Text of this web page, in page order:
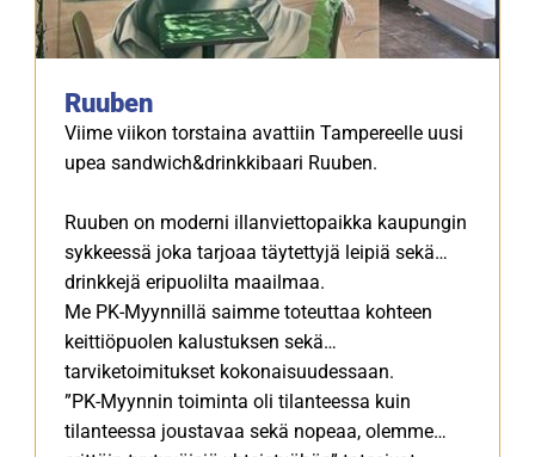
Ruuben
Viime viikon torstaina avattiin Tampereelle uusi
upea sandwich&drinkkibaari Ruuben.
Ruuben on moderni illanviettopaikka kaupungin
sykkeessä joka tarjoaa täytettyjä leipiä sekä
drinkkejä eripuolilta maailmaa.
Me PK-Myynnillä saimme toteuttaa kohteen
keittiöpuolen kalustuksen sekä
tarviketoimitukset kokonaisuudessaan.
”PK-Myynnin toiminta oli tilanteessa kuin
tilanteessa joustavaa sekä nopeaa, olemme